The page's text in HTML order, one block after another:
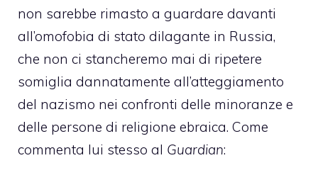
non sarebbe rimasto a guardare davanti
all’omofobia di stato dilagante in Russia,
che non ci stancheremo mai di ripetere
somiglia dannatamente all’atteggiamento
del nazismo nei confronti delle minoranze e
delle persone di religione ebraica. Come
commenta lui stesso al Guardian: